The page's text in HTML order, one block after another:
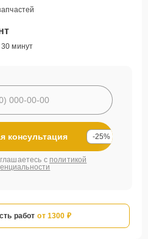
минут
консультация -25%
с политикой
работ от 1300 ₽